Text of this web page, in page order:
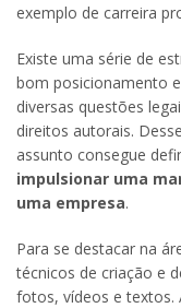
exemplo de carreira
Existe uma série de
bom posicionamento
diversas questões
direitos autorais.
assunto consegue
impulsionar uma
uma empresa.
Para se destacar na
técnicos de criação e
fotos, vídeos e textos.